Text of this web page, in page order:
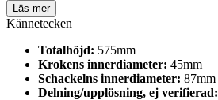
Läs mer
Kännetecken
Totalhöjd: 575mm
Krokens innerdiameter: 45mm
Schackelns innerdiameter: 87mm
Delning/upplösning, ej verifierad: